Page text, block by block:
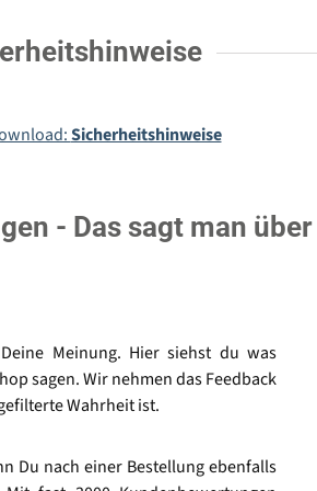
Sicherheitshinweise
- Das sagt man
Meinung. Hier siehst du was
sagen. Wir nehmen das Feedback
Wahrheit ist.
Du nach einer Bestellung ebenfalls